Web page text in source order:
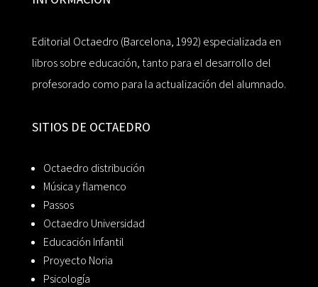
Editorial Octaedro (Barcelona, 1992) especializada en
libros sobre educación, tanto para el desarrollo del
profesorado como para la actualización del alumnado.
SITIOS DE OCTAEDRO
Octaedro distribución
Música y flamenco
Passos
Octaedro Universidad
Educación Infantil
Proyecto Noria
Psicología